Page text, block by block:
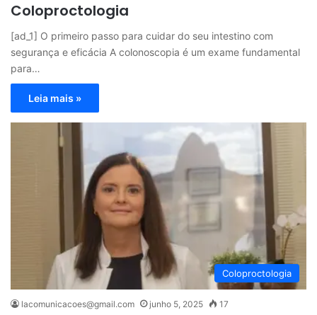
Coloproctologia
[ad_1] O primeiro passo para cuidar do seu intestino com
segurança e eficácia A colonoscopia é um exame fundamental
para…
Leia mais »
Coloproctologia
lacomunicacoes@gmail.com junho 5, 2025 17